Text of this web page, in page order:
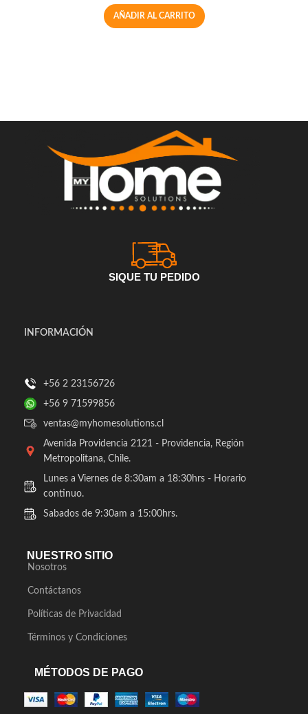
AÑADIR AL CARRITO
SIQUE TU PEDIDO
INFORMACIÓN
+56 2 23156726
+56 9 71599856
ventas@myhomesolutions.cl
Avenida Providencia 2121 - Providencia, Región
Metropolitana, Chile.
Lunes a Viernes de 8:30am a 18:30hrs - Horario
continuo.
Sabados de 9:30am a 15:00hrs.
NUESTRO SITIO
Nosotros
Contáctanos
Políticas de Privacidad
Términos y Condiciones
MÉTODOS DE PAGO